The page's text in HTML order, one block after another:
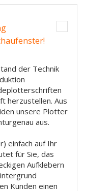
der Technik
herzustellen. Aus
unsere Plotter
aus.
einfach auf Ihr
für Sie, das
Aufklebern
Kunden einen